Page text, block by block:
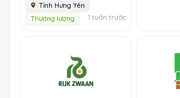
Tỉnh Hưng Yên
Thương lượng
1 tuần trước